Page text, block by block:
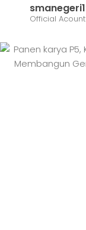
Official Acount